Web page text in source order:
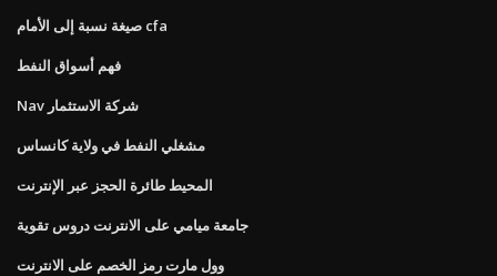
صيغة نسبة إلى الأمام cfa
فهم أسواق النفط
Nav شركة الاستثمار
مشغلي النفط في ولاية كانساس
المحيط طائرة الحجز عبر الإنترنت
جامعة ميامي على الانترنت دروس تقوية
وول مارت رمز الخصم على الانترنت